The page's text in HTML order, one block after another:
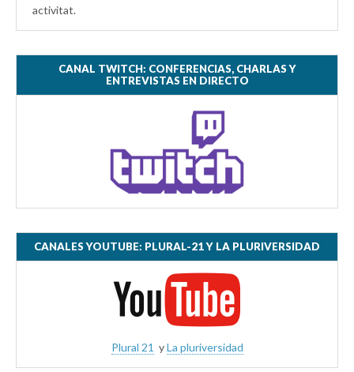
activitat.
CANAL TWITCH: CONFERENCIAS, CHARLAS Y
ENTREVISTAS EN DIRECTO
CANALES YOUTUBE: PLURAL-21 Y LA PLURIVERSIDAD
Plural 21 yLa pluriversidad